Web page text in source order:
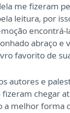
me fizeram
leitura, por
encontrá-
abraço e
favorito de
autores e
chegar
a melhor forma